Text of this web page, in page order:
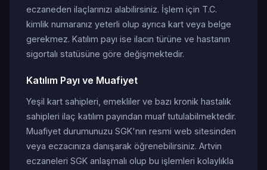
eczaneden ilaçlarınızı alabilirsiniz. İşlem için T.C.
kimlik numaranız yeterli olup ayrıca kart veya belge
gerekmez. Katılım payı ise ilacın türüne ve hastanın
sigortalı statüsüne göre değişmektedir.
Katılım Payı ve Muafiyet
Yeşil kart sahipleri, emekliler ve bazı kronik hastalık
sahipleri ilaç katılım payından muaf tutulabilmektedir.
Muafiyet durumunuzu SGK'nın resmi web sitesinden
veya eczacınıza danışarak öğrenebilirsiniz. Artvin
eczaneleri SGK anlaşmalı olup bu işlemleri kolaylıkla